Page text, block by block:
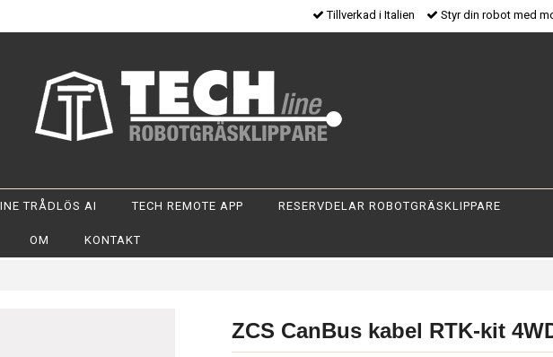
Tillverkad i Italien Styr din robot med
TRÅDLÖS AI TECH REMOTE APP RESERVDELAR ROBOTGRÄSKLIPPARE
OM KONTAKT
ZCS CanBus kabel RTK-kit